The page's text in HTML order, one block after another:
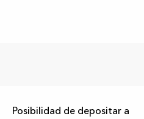
Posibilidad de depositar a